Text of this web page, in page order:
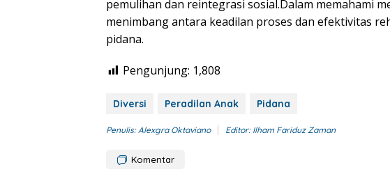
pemulihan dan reintegrasi sosial.Dalam memahami
menimbang antara keadilan proses dan efektivitas
pidana.
Pengunjung: 1,808
Diversi Peradilan Anak Pidana
Penulis: Alexgra Oktaviano Editor: Ilham Fariduz Zaman
Komentar